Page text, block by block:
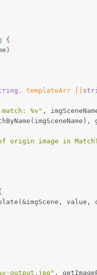
{
, templateArr []
%v" ,
origin image in
value,
output.jpg" ,